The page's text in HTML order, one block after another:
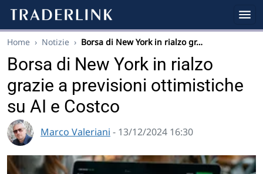
Home › Notizie › Borsa di New York in rialzo gr…
Borsa di New York in rialzo
grazie a previsioni ottimistiche
su AI e Costco
Marco Valeriani - 13/12/2024 16:30